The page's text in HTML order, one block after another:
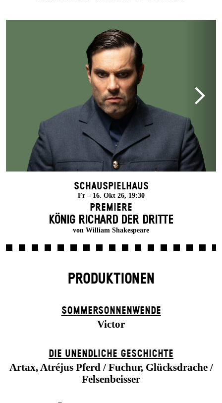
Schauspielhaus
Fr – 16. Okt 26, 19:30
Premiere
KÖNIG RICHARD DER DRITTE
von William Shakespeare
PRODUKTIONEN
SOMMER­SONNEN­WENDE
Victor
DIE UN­ENDLICHE GESCHICHTE
Artax, Atréjus Pferd / Fuchur, Glücksdrache /
Felsenbeisser